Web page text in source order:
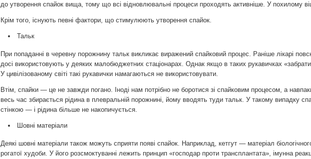
до утворення спайок вища, тому що всі відновлювальні процеси проходять активніше. У похилому
Крім того, існують певні фактори, що стимулюють утворення спайок.
Тальк
При попаданні в черевну порожнину тальк викликає виражений спайковий процес. Раніше лікарі
досі використовують у деяких малобюджетних стаціонарах. Однак якщо в таких рукавичках
У цивілізованому світі такі рукавички намагаються не використовувати.
Втім, спайки — це не завжди погано. Іноді нам потрібно не боротися зі спайковим процесом, а
весь час збирається рідина в плевральній порожнині, йому вводять туди тальк. У такому випадку
стінкою — і рідина більше не накопичується.
Шовні матеріали
Деякі шовні матеріали також можуть сприяти появі спайок. Наприклад, кетгут — матеріал
рогатої худоби. У його розсмоктуванні лежить принцип «господар проти трансплантата», імунна